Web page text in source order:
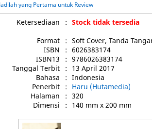
Jadilah yang Pertama untuk Review
Ketersediaan : Stock tidak tersedia
Format
: Soft Cover, Tanda
ISBN
: 6026383174
ISBN13
: 9786026383174
Tanggal Terbit
:
13 April 2017
Bahasa
: Indonesia
Penerbit
:
Haru (Hutamedia)
Halaman
: 320
Dimensi
: 140 mm x 200 mm